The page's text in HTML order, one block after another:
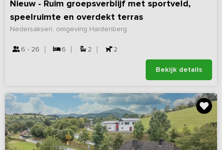
Nieuw - Ruim groepsverblijf met sportveld,
speelruimte en overdekt terras
Nedersaksen, omgeving Hardenberg
6 - 26 6 2 2
Bekijk details